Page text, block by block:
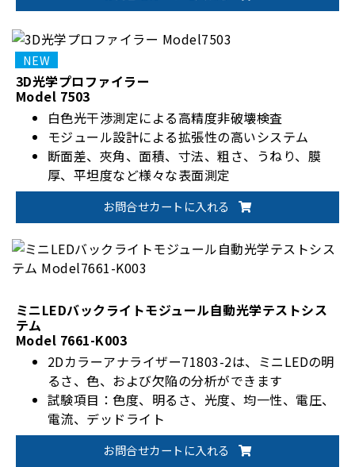
3D光学プロファイラー
Model 7503
白色光干渉測定による高精度非破壊検査
モジュール設計による拡張性の高いシステム
断面差、夾角、面積、寸法、粗さ、うねり、膜
厚、平坦度など様々な表面測定
様々な3Dファイル形式の保存と読み取りが可能。
お問合せカートに入れる
ミニLEDバックライトモジュール自動光学テストシス
テム
Model 7661-K003
2Dカラーアナライザー71803-2は、ミニLEDの明
るさ、色、および欠陥の分析ができます
試験項目：色度、明るさ、光度、均一性、電圧、
電流、デッドライト
オプションのChroma LEDパワーテスターと光学
モジュールにより、テストシステムを統合できま
お問合せカートに入れる